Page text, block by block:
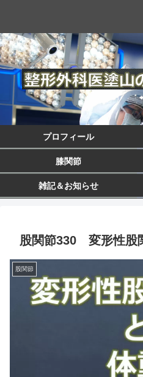
プロフィール
膝関節
雑記＆お知らせ
股関節330 変形性股
股関節